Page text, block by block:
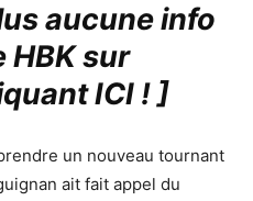
aucune info
HBK sur
ICI !]
un nouveau tournant
ait fait appel du